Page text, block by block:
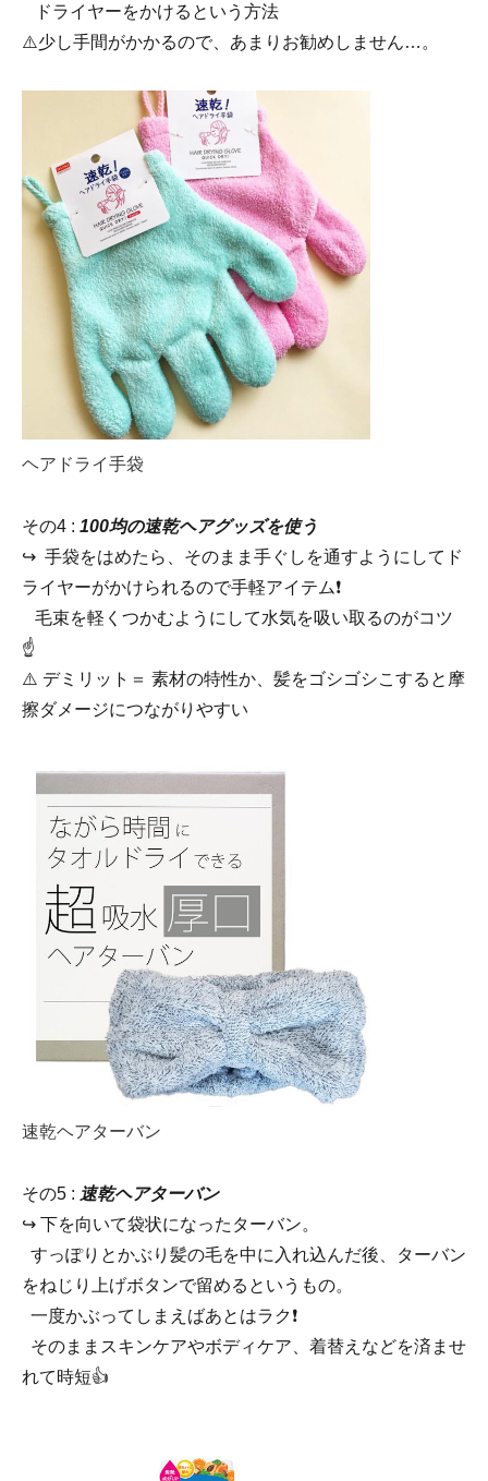
ドライヤーをかけるという方法
⚠️少し手間がかかるので、あまりお勧めしません…。
ヘアドライ手袋
その4 : 100均の速乾ヘアグッズを使う
↪︎ 手袋をはめたら、そのまま手ぐしを通すようにしてド
ライヤーがかけられるので手軽アイテム❗
毛束を軽くつかむようにして水気を吸い取るのがコツ
☝️
⚠️ デミリット＝ 素材の特性か、髪をゴシゴシこすると摩
擦ダメージにつながりやすい
速乾ヘアターバン
その5 : 速乾ヘアターバン
↪︎ 下を向いて袋状になったターバン。
すっぽりとかぶり髪の毛を中に入れ込んだ後、ターバン
をねじり上げボタンで留めるというもの。
一度かぶってしまえばあとはラク❗
そのままスキンケアやボディケア、着替えなどを済ませ
れて時短👍